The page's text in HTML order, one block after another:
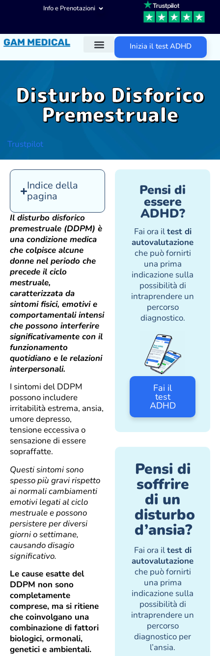
Info e Prenotazioni
Inizia il test ADHD
Disturbo Disforico
Premestruale
Trustpilot
Indice della
pagina
Il disturbo disforico
premestruale (DDPM) è
una condizione medica
che colpisce alcune
donne nel periodo che
precede il ciclo
mestruale,
caratterizzata da
sintomi fisici, emotivi e
comportamentali intensi
che possono interferire
significativamente con il
funzionamento
quotidiano e le relazioni
interpersonali.
I sintomi del DDPM
possono includere
irritabilità estrema, ansia,
umore depresso,
tensione eccessiva o
sensazione di essere
sopraffatte.
Questi sintomi sono
spesso più gravi rispetto
ai normali cambiamenti
emotivi legati al ciclo
mestruale e possono
persistere per diversi
giorni o settimane,
causando disagio
significativo.
Le cause esatte del
DDPM non sono
completamente
comprese, ma si ritiene
che coinvolgano una
combinazione di fattori
biologici, ormonali,
genetici e ambientali.
Pensi di
essere
ADHD?
Fai ora iltest di
autovalutazione
che può fornirti
una prima
indicazione sulla
possibilità di
intraprendere un
percorso
diagnostico.
Fai il
test
ADHD
Pensi di
soffrire
di un
disturbo
d’ansia?
Fai ora iltest di
autovalutazione
che può fornirti
una prima
indicazione sulla
possibilità di
intraprendere un
percorso
diagnostico per
l’ansia.